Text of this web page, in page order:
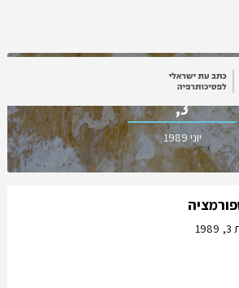
כרך ג', חוברת
3,
יוני 1989
1989